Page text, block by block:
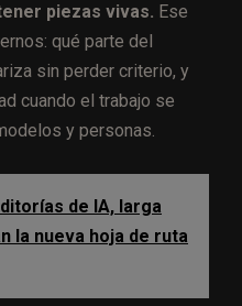
piezas vivas. Ese
qué parte del
sin perder criterio, y
cuando el trabajo se
y personas.
de IA, larga
la nueva hoja de ruta